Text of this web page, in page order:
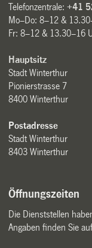
Telefonzentrale:+41
Mo–Do: 8–12 &
Fr: 8–12 & 13.30–16
Hauptsitz
Stadt Winterthur
Pionierstrasse 7
8400 Winterthur
Postadresse
Stadt Winterthur
8403 Winterthur
Öffnungszeiten
Die Dienststellen
Angaben finden Sie